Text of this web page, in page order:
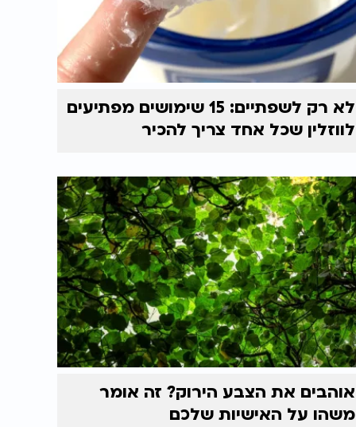
לא רק לשפתיים: 15 שימושים מפתיעים
לווזלין שכל אחד צריך להכיר
אוהבים את הצבע הירוק? זה אומר
משהו על האישיות שלכם